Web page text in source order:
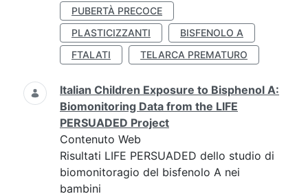
PUBERTÀ PRECOCE
PLASTICIZZANTI
BISFENOLO A
FTALATI
TELARCA PREMATURO
Italian Children Exposure to Bisphenol A:
Biomonitoring Data from the LIFE
PERSUADED Project
Contenuto Web
Risultati LIFE PERSUADED dello studio di
biomonitoragio del bisfenolo A nei
bambini